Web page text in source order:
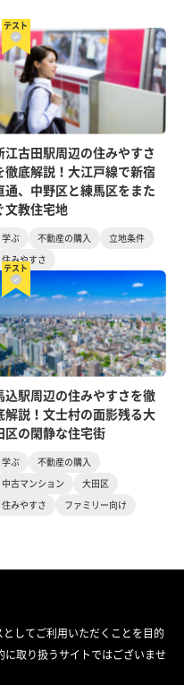
テスト
江古田駅周辺の住みやすさ
徹底解説！大江戸線で新宿
通、中野区と練馬区をまた
文教住宅地
学ぶ 不動産の購入
立地条件
住みやすさ
テスト
込駅周辺の住みやすさを徹
解説！文士村の面影残る大
区の閑静な住宅街
学ぶ
不動産の購入
中古マンション
大田区
住みやすさ
ファミリー向け
してご利用いただくことを目的
取り扱うサイトではございませ